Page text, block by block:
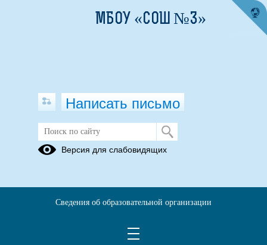
Подготовка к отопительному
периоду
в МБОУ СОШ №3 , Приложение Постановление
МБОУ «СОШ №3»
Написать письмо
Версия для слабовидящих
Сведения об образовательной организации